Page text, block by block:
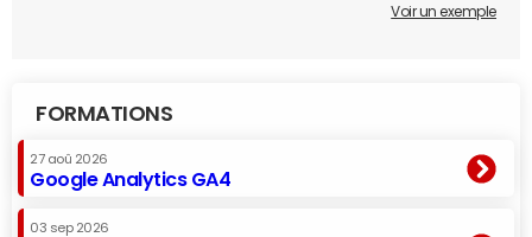
Voir un exemple
FORMATIONS
27 aoû 2026
Google Analytics GA4
03 sep 2026